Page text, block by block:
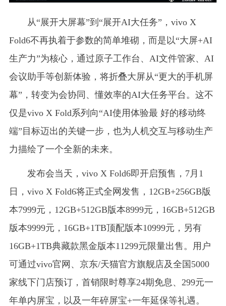
从“展开大屏幕”到“展开AI大任务”，vivo X
Fold6不再执着于参数的简单堆砌，而是以“大屏+AI
生产力”为核心，通过原子工作台、AI文件管家、AI
会议助手等创新体验，将折叠大屏从“更大的手机屏
幕”，转变为会协同、懂效率的AI大任务平台。这不
仅是vivo X Fold系列向“AI使用体验最 好的移动终
端”目标迈出的关键一步，也为人机交互与移动生产
力描绘了一个全新的未来。
发布会当天，vivo X Fold6即开启预售，7月1
日，vivo X Fold6将正式全网发售，12GB+256GB版
本7999元，12GB+512GB版本8999元，16GB+512GB
版本9999元，16GB+1TB顶配版本10999元，另有
16GB+1TB典藏款黑金版本11299元限量出售。用户
可通过vivo官网、京东/天猫官方旗舰店及全国5000
家线下门店预订，首销限时尊享24期免息、299元一
年单内屏宝，以及一年碎屏宝+一年延保等礼遇。